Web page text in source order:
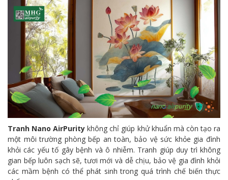
Tranh Nano AirPurity không chỉ giúp khử khuẩn mà còn tạo ra
một môi trường phòng bếp an toàn, bảo vệ sức khỏe gia đình
khỏi các yếu tố gây bệnh và ô nhiễm. Tranh giúp duy trì không
gian bếp luôn sạch sẽ, tươi mới và dễ chịu, bảo vệ gia đình khỏi
các mầm bệnh có thể phát sinh trong quá trình chế biến thực